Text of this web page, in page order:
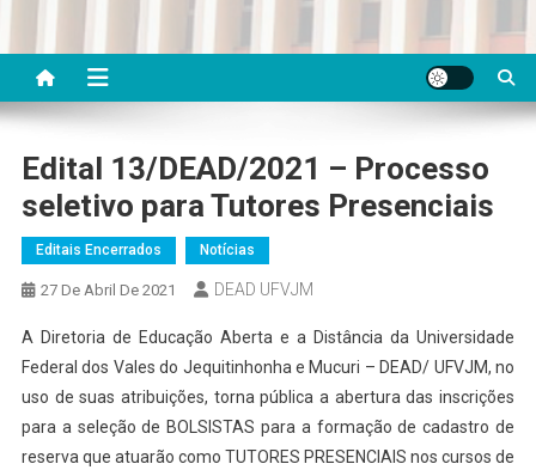
DEAD UFVJM
Edital 13/DEAD/2021 – Processo
seletivo para Tutores Presenciais
Editais Encerrados Notícias
27 De Abril De 2021 DEAD UFVJM
A Diretoria de Educação Aberta e a Distância da Universidade
Federal dos Vales do Jequitinhonha e Mucuri – DEAD/ UFVJM, no
uso de suas atribuições, torna pública a abertura das inscrições
para a seleção de BOLSISTAS para a formação de cadastro de
reserva que atuarão como TUTORES PRESENCIAIS nos cursos de